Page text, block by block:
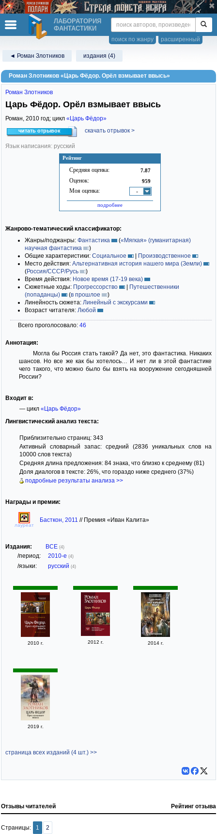
ЛАБОРАТОРИЯ
ФАНТАСТИКИ
расширенный
поиск по жанру
◄ Роман Злотников издания (4)
Роман Злотников «Царь Фёдор. Орёл взмывает ввысь»
Рейтинг
Средняя оценка: 7.87
Оценок: 959
Моя оценка: -
подробнее
Роман Злотников
Царь Фёдор. Орёл взмывает ввысь
Роман, 2010 год; цикл «Царь Фёдор»
читать отрывок скачать отрывок >
Язык написания: русский
Жанрово-тематический классификатор:
Жанры/поджанры: Фантастика («Мягкая» (гуманитарная)
научная фантастика
)
Общие характеристики: Социальное | Производственное
Место действия: Альтернативная история нашего мира (Земли)
(Россия/СССР/Русь
)
Время действия: Новое время (17-19 века)
Сюжетные ходы: Прогрессорство | Путешественники
(попаданцы)
(в прошлое
)
Линейность сюжета: Линейный с экскурсами
Возраст читателя: Любой
Всего проголосовало: 46
Аннотация:
Могла бы Россия стать такой? Да нет, это фантастика. Никаких
шансов. Но все же как бы хотелось… И нет ли в этой фантастике
чего такого, что можно было бы взять на вооружение сегодняшней
России?
Входит в:
— цикл «Царь Фёдор»
Лингвистический анализ текста:
Приблизительно страниц: 343
Активный словарный запас: средний (2836 уникальных слов на
10000 слов текста)
Средняя длина предложения: 84 знака, что близко к среднему (81)
Доля диалогов в тексте: 26%, что гораздо ниже среднего (37%)
подробные результаты анализа >>
Награды и премии:
лауреат
Басткон, 2011 // Премия «Иван Калита»
Издания: ВСЕ (4)
/период: 2010-е (4)
/языки: русский (4)
2010 г. 2012 г. 2014 г.
2019 г.
страница всех изданий (4 шт.) >>
Отзывы читателей Рейтинг отзыва
Страницы: 1 2